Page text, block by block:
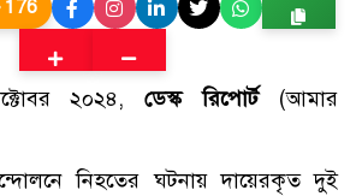
176
২০২৪,ডেস্ক রিপোর্ট
(আমার
নিহতের ঘটনায় দায়েরকৃত দুই